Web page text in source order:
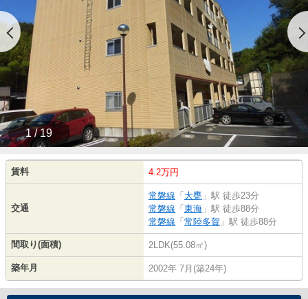
1 / 19
賃料 4.2万円
交通
常磐線 「 大甕 」駅 徒歩23分
常磐線 「 東海 」駅 徒歩88分
常磐線 「 常陸多賀 」駅 徒歩88分
間取り(面積) 2LDK(55.08㎡)
築年月 2002年 7月(築24年)